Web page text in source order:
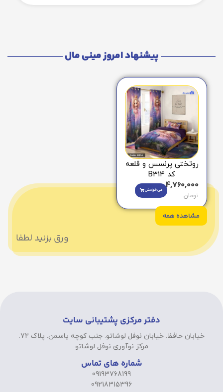
پیشنهاد امروز مینی مال
روتختی پرنسس و قلعه
کد B314
4,760,000
تومان
می‌خوامش
مشاهده همه
ورق بزنید لطفا
دفتر مرکزی پشتیبانی سایت
خیابان حافظ. خیابان نوفل لوشاتو. جنب کوچه یاسمن. پلاک 72.
مرکز نوآوری نوفل لوشاتو
شماره های تماس
09193768199
09218315396